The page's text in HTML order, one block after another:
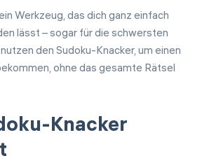
Werkzeug, das dich ganz einfach
lässt – sogar für die schwersten
den Sudoku-Knacker, um einen
ohne das gesamte Rätsel
Knacker